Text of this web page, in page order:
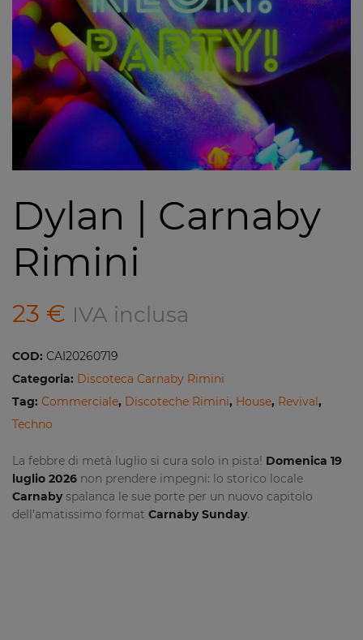
Dylan | Carnaby
Rimini
23 € IVA inclusa
COD: CAI20260719
Categoria: Discoteca Carnaby Rimini
Tag: Commerciale, Discoteche Rimini, House, Revival,
Techno
La febbre di metà luglio si cura solo in pista! Domenica 19
luglio 2026 non prendere impegni: lo storico locale
Carnabyspalanca le sue porte per un nuovo capitolo
dell’amatissimo format Carnaby Sunday.